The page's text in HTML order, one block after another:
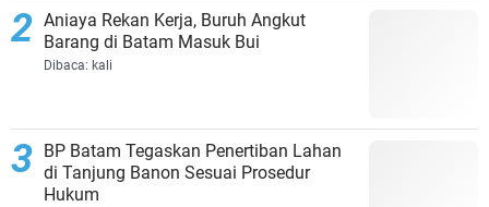
Aniaya Rekan Kerja, Buruh Angkut
Barang di Batam Masuk Bui
Dibaca: kali
BP Batam Tegaskan Penertiban Lahan
di Tanjung Banon Sesuai Prosedur
Hukum